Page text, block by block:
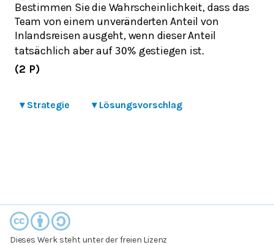
Bestimmen Sie die Wahrscheinlichkeit, dass das
Team von einem unveränderten Anteil von
Inlandsreisen ausgeht, wenn dieser Anteil
tatsächlich aber auf 30% gestiegen ist.
(2 P)
▾ Strategie ▾ Lösungsvorschlag
Dieses Werk steht unter der freien Lizenz